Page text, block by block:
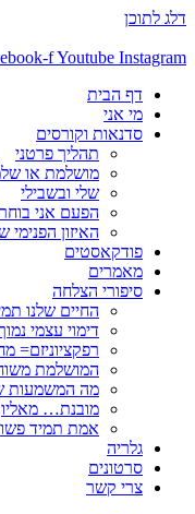
דלג לתוכן
fYoutube Instagram
דף הבית
מי אני
סדנאות וקורסים
תהליך פרטני
מושלמת או
שלי ובשבילי
הפעם אני
האיזון הפנימי
פודקאסטים
מאמרים
סיפורי הצלחה
החיים שלנו
דימוי עצמי
המושלמת
מה המשמעות
מובנת… מאליו
אמת תמיד
גלריה
סרטונים
צרי קשר